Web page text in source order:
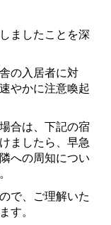
ましたことを深
の入居者に対
やかに注意喚起
合は、下記の宿
ましたら、早急
への周知につい
で、ご理解いた
す。